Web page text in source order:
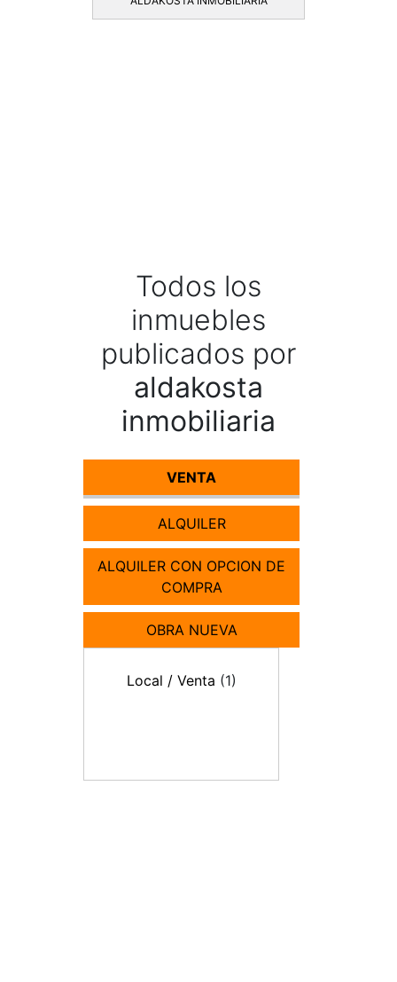
Todos los
inmuebles
publicados por
aldakosta
inmobiliaria
VENTA
ALQUILER
ALQUILER CON OPCION DE
COMPRA
OBRA NUEVA
Local / Venta (1)